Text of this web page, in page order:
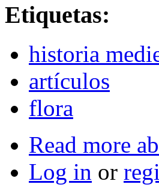
Etiquetas:
historia
artículos
flora
Read more
Log in or